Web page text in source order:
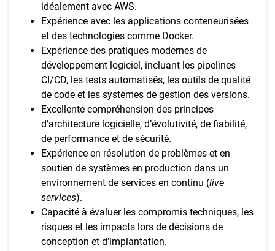
idéalement avec AWS.
Expérience avec les applications conteneurisées
et des technologies comme Docker.
Expérience des pratiques modernes de
développement logiciel, incluant les pipelines
CI/CD, les tests automatisés, les outils de qualité
de code et les systèmes de gestion des versions.
Excellente compréhension des principes
d’architecture logicielle, d’évolutivité, de fiabilité,
de performance et de sécurité.
Expérience en résolution de problèmes et en
soutien de systèmes en production dans un
environnement de services en continu (live
services).
Capacité à évaluer les compromis techniques, les
risques et les impacts lors de décisions de
conception et d’implantation.